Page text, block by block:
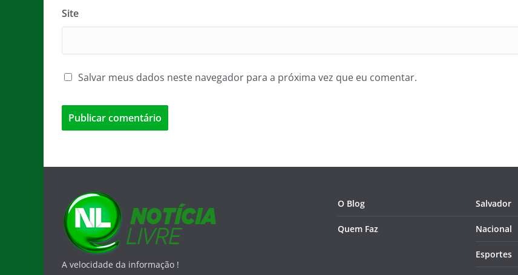
Site
Salvar meus dados neste navegador para a próxima vez que eu comentar.
A velocidade da informação !
O Blog
Quem Faz
Salvador
Nacional
Esportes